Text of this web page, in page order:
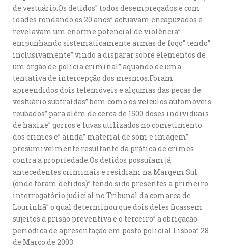
de vestuário.Os detidos” todos desempregados e com
idades rondando os 20 anos” actuavam encapuzados e
revelavam um enorme potencial de violência”
empunhando sistematicamente armas de fogo” tendo”
inclusivamente” vindo a disparar sobre elementos de
um órgão de polícia criminal” aquando de uma
tentativa de intercepção dos mesmos.Foram
apreendidos dois telemóveis e algumas das peças de
vestuário subtraídas” bem como os veículos automóveis
roubados” para além de cerca de 1500 doses individuais
de haxixe” gorros e luvas utilizados no cometimento
dos crimes e” ainda” material de som e imagem”
presumivelmente resultante da prática de crimes
contra a propriedade.Os detidos possuíam já
antecedentes criminais e residiam na Margem Sul
(onde foram detidos)” tendo sido presentes a primeiro
interrogatório judicial no Tribunal da comarca de
Lourinhã” o qual determinou que dois deles ficassem
sujeitos a prisão preventiva e o terceiro” a obrigação
periódica de apresentação em posto policial.Lisboa” 28
de Março de 2003